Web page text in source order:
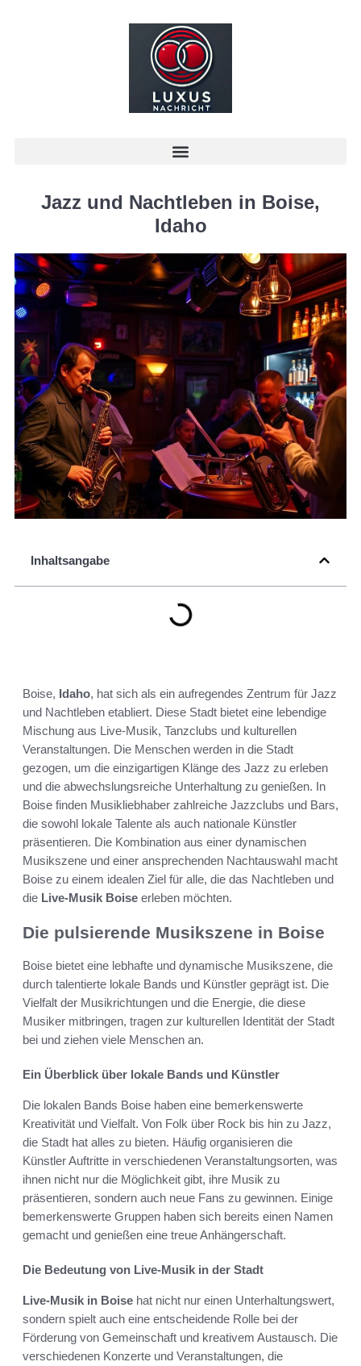
Jazz und Nachtleben in Boise,
Idaho
Inhaltsangabe
Boise, Idaho, hat sich als ein aufregendes Zentrum für Jazz
und Nachtleben etabliert. Diese Stadt bietet eine lebendige
Mischung aus Live-Musik, Tanzclubs und kulturellen
Veranstaltungen. Die Menschen werden in die Stadt
gezogen, um die einzigartigen Klänge des Jazz zu erleben
und die abwechslungsreiche Unterhaltung zu genießen. In
Boise finden Musikliebhaber zahlreiche Jazzclubs und Bars,
die sowohl lokale Talente als auch nationale Künstler
präsentieren. Die Kombination aus einer dynamischen
Musikszene und einer ansprechenden Nachtauswahl macht
Boise zu einem idealen Ziel für alle, die das Nachtleben und
die Live-Musik Boise erleben möchten.
Die pulsierende Musikszene in Boise
Boise bietet eine lebhafte und dynamische Musikszene, die
durch talentierte lokale Bands und Künstler geprägt ist. Die
Vielfalt der Musikrichtungen und die Energie, die diese
Musiker mitbringen, tragen zur kulturellen Identität der Stadt
bei und ziehen viele Menschen an.
Ein Überblick über lokale Bands und Künstler
Die lokalen Bands Boise haben eine bemerkenswerte
Kreativität und Vielfalt. Von Folk über Rock bis hin zu Jazz,
die Stadt hat alles zu bieten. Häufig organisieren die
Künstler Auftritte in verschiedenen Veranstaltungsorten, was
ihnen nicht nur die Möglichkeit gibt, ihre Musik zu
präsentieren, sondern auch neue Fans zu gewinnen. Einige
bemerkenswerte Gruppen haben sich bereits einen Namen
gemacht und genießen eine treue Anhängerschaft.
Die Bedeutung von Live-Musik in der Stadt
Live-Musik in Boise hat nicht nur einen Unterhaltungswert,
sondern spielt auch eine entscheidende Rolle bei der
Förderung von Gemeinschaft und kreativem Austausch. Die
verschiedenen Konzerte und Veranstaltungen, die